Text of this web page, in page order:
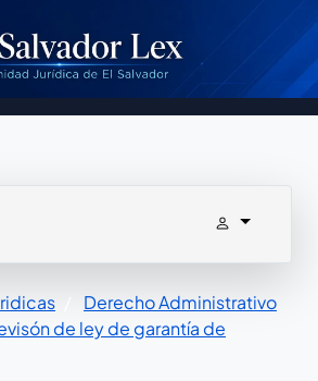
Derecho Administrativo
de ley de garantía de